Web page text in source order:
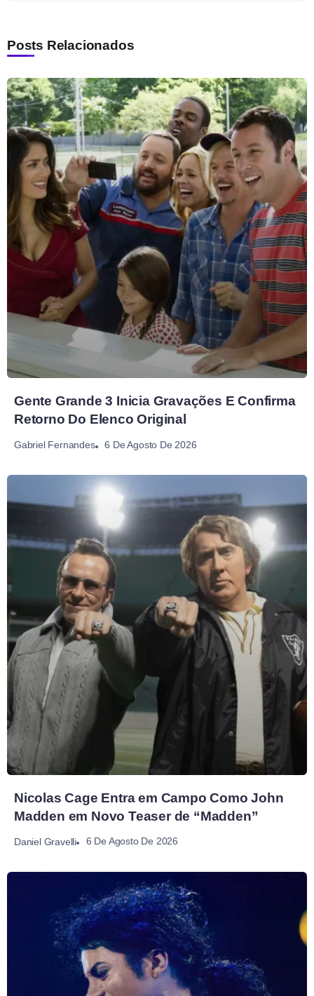
Posts Relacionados
Gente Grande 3 Inicia Gravações E Confirma
Retorno Do Elenco Original
Gabriel Fernandes 6 De Agosto De 2026
Nicolas Cage Entra em Campo Como John
Madden em Novo Teaser de “Madden”
Daniel Gravelli 6 De Agosto De 2026